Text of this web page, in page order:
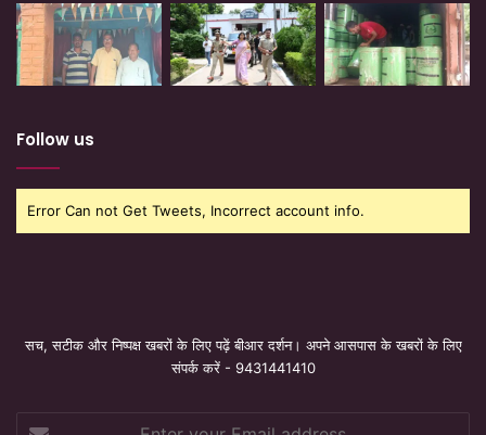
Follow us
Error Can not Get Tweets, Incorrect account info.
सच, सटीक और निष्पक्ष खबरों के लिए पढ़ें बीआर दर्शन। अपने आसपास के खबरों के लिए
संपर्क करें - 9431441410